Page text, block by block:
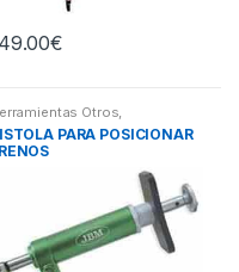
€
Otros,
Frenos y
PARA POSICIONAR